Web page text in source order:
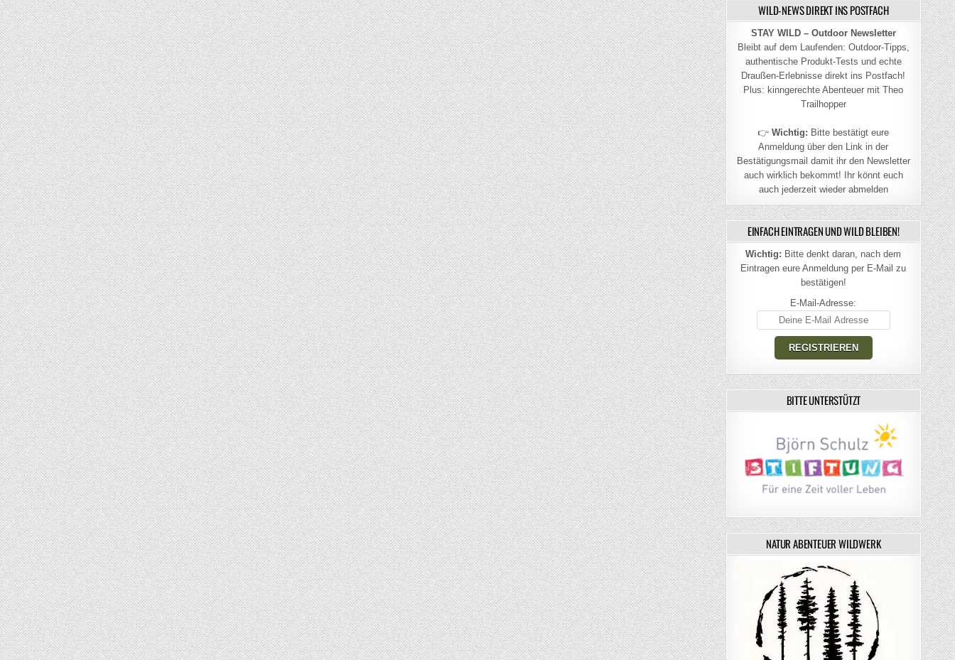
WILD-NEWS DIREKT INS POSTFACH
STAY WILD – Outdoor Newsletter
Bleibt auf dem Laufenden: Outdoor-Tipps,
authentische Produkt-Tests und echte
Draußen-Erlebnisse direkt ins Postfach!
Plus: kinngerechte Abenteuer mit Theo
Trailhopper
👉Wichtig: Bitte bestätigt eure
Anmeldung über den Link in der
Bestätigungsmail damit ihr den Newsletter
auch wirklich bekommt! Ihr könnt euch
auch jederzeit wieder abmelden
EINFACH EINTRAGEN UND WILD BLEIBEN!
Wichtig: Bitte denkt daran, nach dem
Eintragen eure Anmeldung per E-Mail zu
bestätigen!
E-Mail-Adresse:
BITTE UNTERSTÜTZT
NATUR ABENTEUER WILDWERK